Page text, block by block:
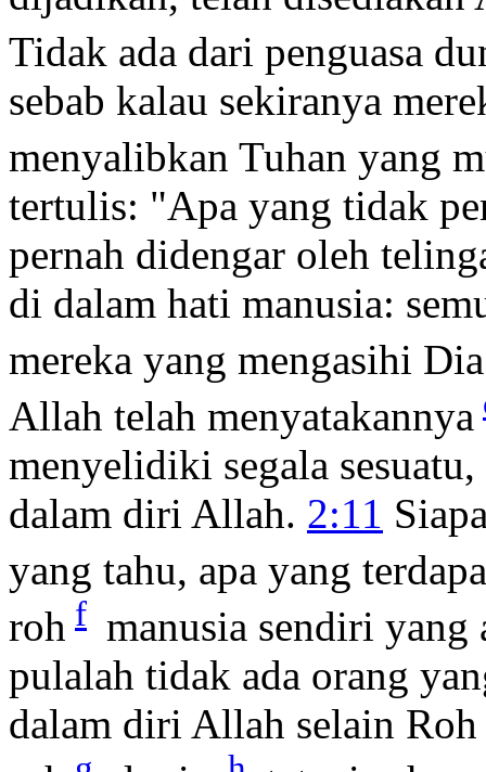
Tidak ada dari penguasa
sebab kalau sekiranya
menyalibkan Tuhan yang
tertulis: "Apa yang tidak
pernah didengar oleh
di dalam hati manusia:
mereka yang mengasihi
Allah telah menyatakannya
menyelidiki segala
dalam diri Allah. 2:11
yang tahu, apa yang
roh f manusia sendiri
pulalah tidak ada orang
dalam diri Allah selain